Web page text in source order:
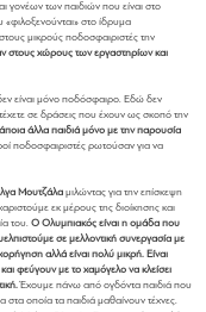
γονέων των παιδιών που είναι στο
«φιλοξενούνται» στο ίδρυμα
μικρούς ποδοσφαιριστές την
στους χώρους των εργαστηρίων και
είναι μόνο ποδόσφαιρο. Εδώ δεν
σε δράσεις που έχουν ως σκοπό την
άλλα παιδιά μόνο με την παρουσία
ποδοσφαιριστές ρωτούσαν για να
Μουτζάλα μιλώντας για την επίσκεψη
εκ μέρους της διοίκησης και
του. Ο Ολυμπιακός είναι η ομάδα που
σε μελλοντική συνεργασία με
αλλά είναι πολύ μικρή. Είναι
φεύγουν με το χαμόγελο να κλείσει
Έχουμε πάνω από ογδόντα παιδιά που
οποία τα παιδιά μαθαίνουν τέχνες.